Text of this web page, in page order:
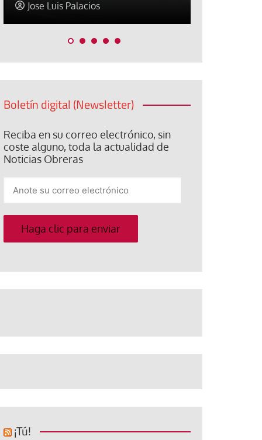
Paco (Quisco) Vicente
Boletín digital (Newsletter)
Reciba en su correo electrónico, sin
coste alguno, toda la actualidad de
Noticias Obreras
su
correo
electrónico
Haga clic para enviar
¡Tú!